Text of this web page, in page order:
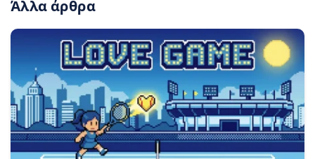
Άλλα άρθρα